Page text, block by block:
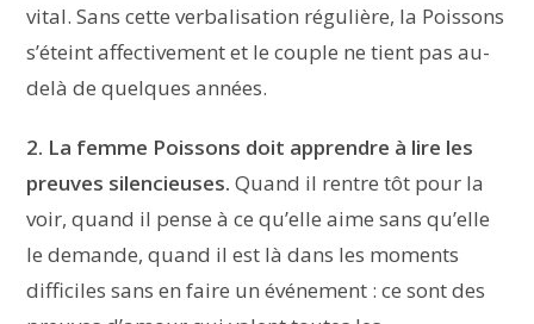
vital. Sans cette verbalisation régulière, la Poissons
s’éteint affectivement et le couple ne tient pas au-
delà de quelques années.
2. La femme Poissons doit apprendre à lire les
preuves silencieuses. Quand il rentre tôt pour la
voir, quand il pense à ce qu’elle aime sans qu’elle
le demande, quand il est là dans les moments
difficiles sans en faire un événement : ce sont des